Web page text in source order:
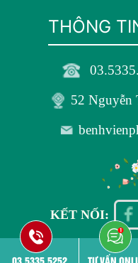
THÔNG
52 Nguyễn
KẾT NỐI: